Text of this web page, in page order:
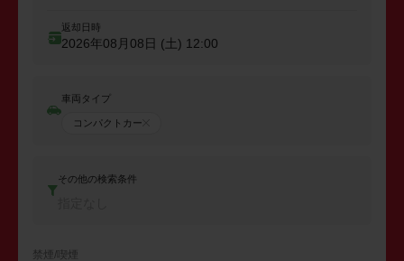
返却日時
2026年08月08日 (土) 12:00
車両タイプ
コンパクトカー
その他の検索条件
禁煙/喫煙